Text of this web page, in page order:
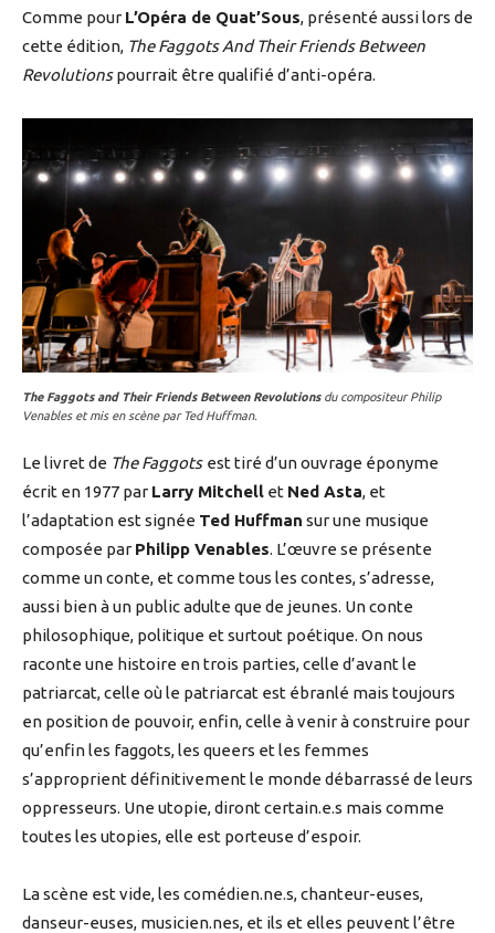
Comme pour L’Opéra de Quat’Sous, présenté aussi lors de
cette édition, The Faggots And Their Friends Between
Revolutionspourrait être qualifié d’anti-opéra.
The Faggots and Their Friends Between Revolutions du compositeur Philip
Venables et mis en scène par Ted Huffman.
Le livret de The Faggots est tiré d’un ouvrage éponyme
écrit en 1977 par Larry Mitchell et Ned Asta, et
l’adaptation est signée Ted Huffman sur une musique
composée par Philipp Venables. L’œuvre se présente
comme un conte, et comme tous les contes, s’adresse,
aussi bien à un public adulte que de jeunes. Un conte
philosophique, politique et surtout poétique. On nous
raconte une histoire en trois parties, celle d’avant le
patriarcat, celle où le patriarcat est ébranlé mais toujours
en position de pouvoir, enfin, celle à venir à construire pour
qu’enfin les faggots, les queers et les femmes
s’approprient définitivement le monde débarrassé de leurs
oppresseurs. Une utopie, diront certain.e.s mais comme
toutes les utopies, elle est porteuse d’espoir.
La scène est vide, les comédien.ne.s, chanteur-euses,
danseur-euses, musicien.nes, et ils et elles peuvent l’être